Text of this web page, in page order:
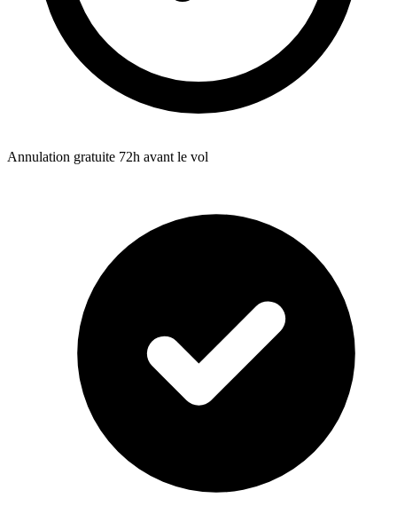
Annulation gratuite 72h avant le vol